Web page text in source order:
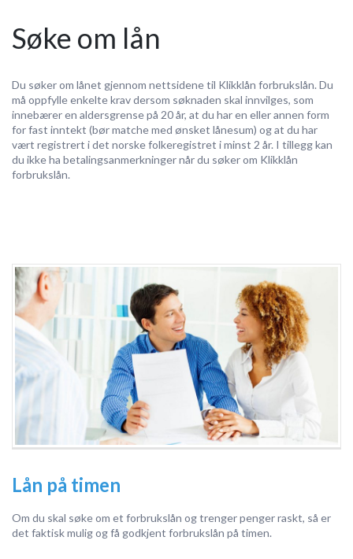
Søke om lån
Du søker om lånet gjennom nettsidene til Klikklån forbrukslån. Du
må oppfylle enkelte krav dersom søknaden skal innvilges, som
innebærer en aldersgrense på 20 år, at du har en eller annen form
for fast inntekt (bør matche med ønsket lånesum) og at du har
vært registrert i det norske folkeregistret i minst 2 år. I tillegg kan
du ikke ha betalingsanmerkninger når du søker om Klikklån
forbrukslån.
Lån på timen
Om du skal søke om et forbrukslån og trenger penger raskt, så er
det faktisk mulig og få godkjent forbrukslån på timen.